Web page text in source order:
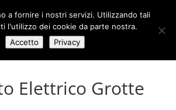
Elettrico Grotte
a fornire i nostri servizi. Utilizzando tali
l'utilizzo dei cookie da parte nostra.
Accetto
Privacy